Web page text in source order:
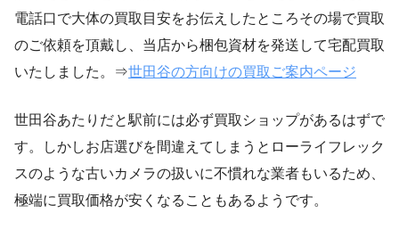
電話口で大体の買取目安をお伝えしたところその場で買取
のご依頼を頂戴し、当店から梱包資材を発送して宅配買取
いたしました。⇒世田谷の方向けの買取ご案内ページ
世田谷あたりだと駅前には必ず買取ショップがあるはずで
す。しかしお店選びを間違えてしまうとローライフレック
スのような古いカメラの扱いに不慣れな業者もいるため、
極端に買取価格が安くなることもあるようです。